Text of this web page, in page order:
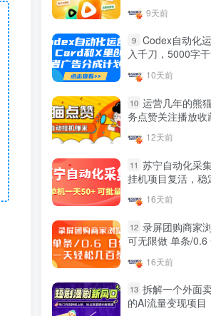
0粉0基础抖音做旅
30天带货250万
10万，及经验
3年前
TOP9
的平台操作明细
4年前
TOP10
友情链接申请联系虎哥
9天前
9 Codex自动化
入千刀，5000字
10天前
10 运营几年的熊
务点赞关注播放收
批量 12天前
11 苏宁自动化采
挂机项目复活，稳
16天前
12 录屏团购商家
可无限做 单条/0.6
16天前
13 拆解一个外面
的AI流量变现项目